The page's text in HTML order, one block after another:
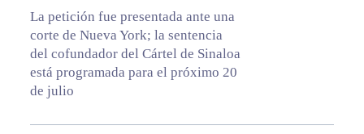
La petición fue presentada ante una
corte de Nueva York; la sentencia
del cofundador del Cártel de Sinaloa
está programada para el próximo 20
de julio